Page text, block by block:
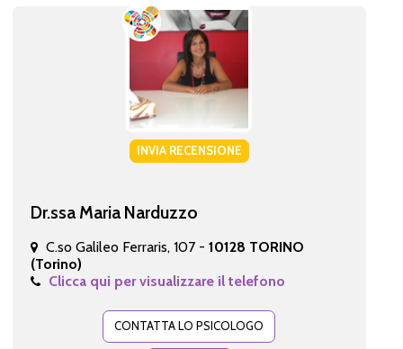
INVIA RECENSIONE
Dr.ssa Maria Narduzzo
C.so Galileo Ferraris, 107 - 10128 TORINO
(Torino)
Clicca qui per visualizzare il telefono
CONTATTA LO PSICOLOGO